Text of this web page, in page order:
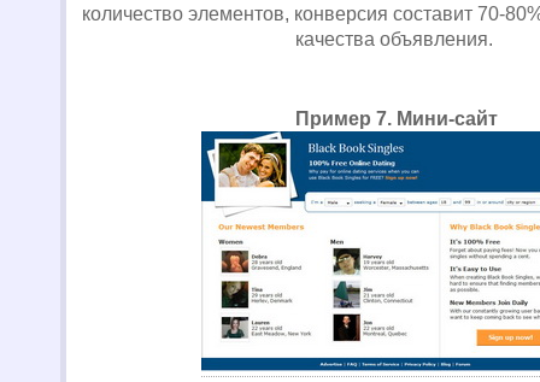
количество элементов, конверсия составит 70-
качества объявления.
Пример 7. Мини-сайт